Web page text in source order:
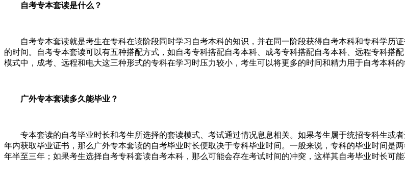
自考专本套读是什么？
自考专本套读就是考生在专科在读阶段同时学习自考本科的知识，并在同一阶段获得自考本科和专科学历
的时间。自考专本套读可以有五种搭配方式，如自考专科搭配自考本科、成考专科搭配自考本科、远程专科搭
模式中，成考、远程和电大这三种形式的专科在学习时压力较小，考生可以将更多的时间和精力用于自考本科
广外专本套读多久能毕业？
专本套读的自考毕业时长和考生所选择的套读模式、考试通过情况息息相关。如果考生属于统招专科生或
年内获取毕业证书，那么广外专本套读的自考毕业时长便取决于专科毕业时间。一般来说，专科的毕业时间是
年半至三年；如果考生选择自考专科套读自考本科，那么可能会存在考试时间的冲突，这样其自考毕业时长可能